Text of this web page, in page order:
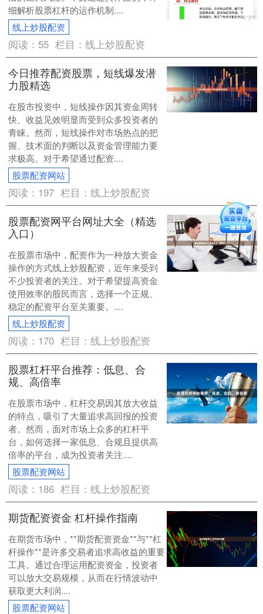
细解析股票杠杆的运作机制....
线上炒股配资
阅读： 55 栏目：线上炒股配资
今日推荐配资股票，短线爆发潜
力股精选
在股市投资中，短线操作因其资金周转
快、收益见效明显而受到众多投资者的
青睐。然而，短线操作对市场热点的把
握、技术面的判断以及资金管理能力要
求极高。对于希望通过配资....
股票配资网站
阅读： 197 栏目：线上炒股配资
股票配资网平台网址大全（精选
入口）
在股票市场中，配资作为一种放大资金
操作的方式线上炒股配资，近年来受到
不少投资者的关注。对于希望提高资金
使用效率的股民而言，选择一个正规、
稳定的配资平台至关重要。....
线上炒股配资
阅读： 170 栏目：线上炒股配资
股票杠杆平台推荐：低息、合
规、高倍率
在股票市场中，杠杆交易因其放大收益
的特点，吸引了大量追求高回报的投资
者。然而，面对市场上众多的杠杆平
台，如何选择一家低息、合规且提供高
倍率的平台，成为投资者关注....
股票配资网站
阅读： 186 栏目：线上炒股配资
期货配资资金 杠杆操作指南
在期货市场中，**期货配资资金**与**杠
杆操作**是许多交易者追求高收益的重要
工具。通过合理运用配资资金，投资者
可以放大交易规模，从而在行情波动中
获取更大利润....
股票配资网站